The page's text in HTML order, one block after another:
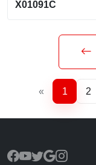
X01091C
« 1 2